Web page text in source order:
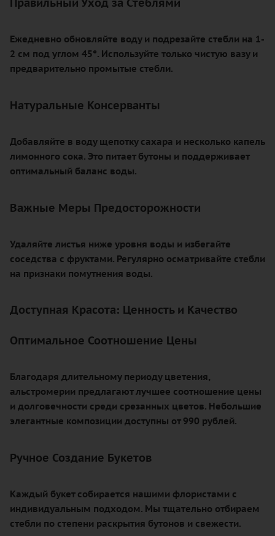
Ежедневно обновляйте воду и подрезайте стебли на 1-
2 см под углом 45°. Используйте только чистую вазу и
предварительно промытые стебли.
Натуральные Консерванты
Добавляйте в воду щепотку сахара и несколько капель
лимонного сока. Это питает бутоны и поддерживает
оптимальный баланс воды.
Важные Меры Предосторожности
Удаляйте листья ниже уровня воды и избегайте
соседства с фруктами. Регулярно осматривайте стебли
на признаки помутнения воды.
Доступная Красота: Ценность и Качество
Оптимальное Соотношение Цены
Благодаря длительному периоду цветения,
альстромерии предлагают лучшее соотношение цены
и долговечности среди срезанных цветов. Небольшие
элегантные композиции доступны от 990 рублей.
Ручное Создание Букетов
Каждый букет собирается нашими флористами с
индивидуальным подходом. Мы тщательно отбираем
стебли по степени раскрытия бутонов и свежести.